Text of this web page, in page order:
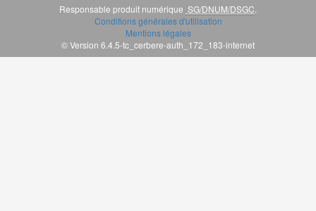
Responsable produit numérique SG/DNUM/DSGC.
Conditions générales d'utilisation
Mentions légales
© Version 6.4.5-tc_cerbere-auth_172_183-internet